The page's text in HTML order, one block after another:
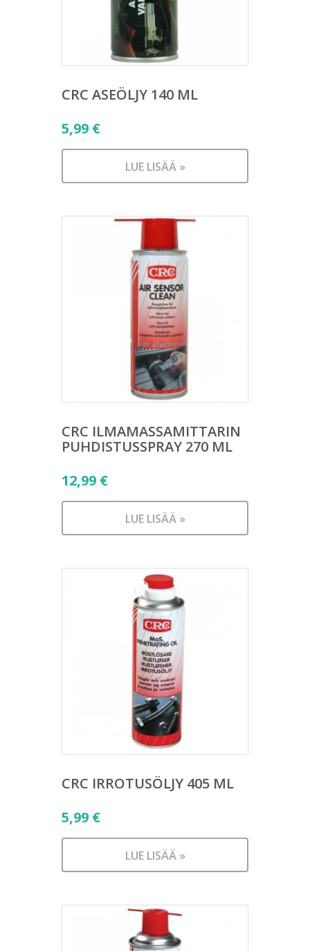
CRC ASEÖLJY 140 ML
5,99 €
LUE LISÄÄ »
CRC ILMAMASSAMITTARIN
PUHDISTUSSPRAY 270 ML
12,99 €
LUE LISÄÄ »
CRC IRROTUSÖLJY 405 ML
5,99 €
LUE LISÄÄ »